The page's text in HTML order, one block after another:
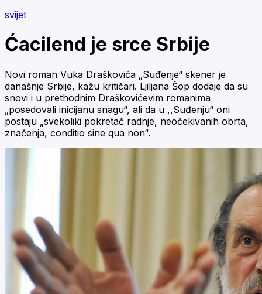
svijet
Ćacilend je srce Srbije
Novi roman Vuka Draškovića „Suđenje“ skener je
današnje Srbije, kažu kritičari. Ljiljana Šop dodaje da su
snovi i u prethodnim Draškovićevim romanima
„posedovali inicijanu snagu“, ali da u ,,Suđenju“ oni
postaju „svekoliki pokretač radnje, neočekivanih obrta,
značenja, conditio sine qua non“.